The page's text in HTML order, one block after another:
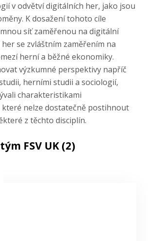
v odvětví digitálních her, jako jsou
K dosažení tohoto cíle
síť zaměřenou na digitální
se zvláštním zaměřením na
herní a běžné ekonomiky.
výzkumné perspektivy napříč
herními studii a sociologií,
charakteristikami
nelze dostatečně postihnout
z těchto disciplín.
FSV UK (2)